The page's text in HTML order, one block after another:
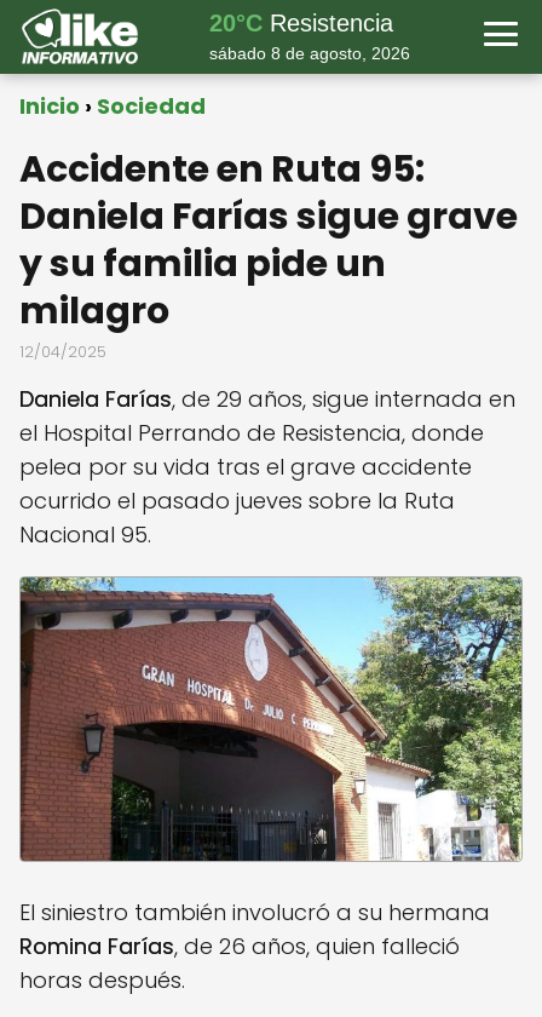
20°C Resistencia
sábado 8 de agosto, 2026
Inicio Sociedad
Accidente en Ruta 95:
Daniela Farías sigue grave
y su familia pide un
milagro
12/04/2025
Daniela Farías, de 29 años, sigue internada en
el Hospital Perrando de Resistencia, donde
pelea por su vida tras el grave accidente
ocurrido el pasado jueves sobre la Ruta
Nacional 95.
El siniestro también involucró a su hermana
Romina Farías, de 26 años, quien falleció
horas después.